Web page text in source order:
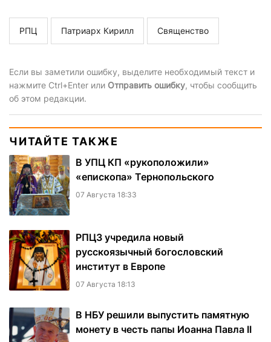
РПЦ Патриарх Кирилл Священство
Если вы заметили ошибку, выделите необходимый текст и
нажмите Ctrl+Enter или Отправить ошибку, чтобы сообщить
об этом редакции.
ЧИТАЙТЕ ТАКЖЕ
В УПЦ КП «рукоположили»
«епископа» Тернопольского
07 Августа 18:33
РПЦЗ учредила новый
русскоязычный богословский
институт в Европе
07 Августа 18:13
В НБУ решили выпустить памятную
монету в честь папы Иоанна Павла II